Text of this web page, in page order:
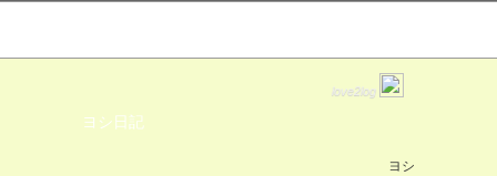
love2log
ヨシ日記
ヨシ